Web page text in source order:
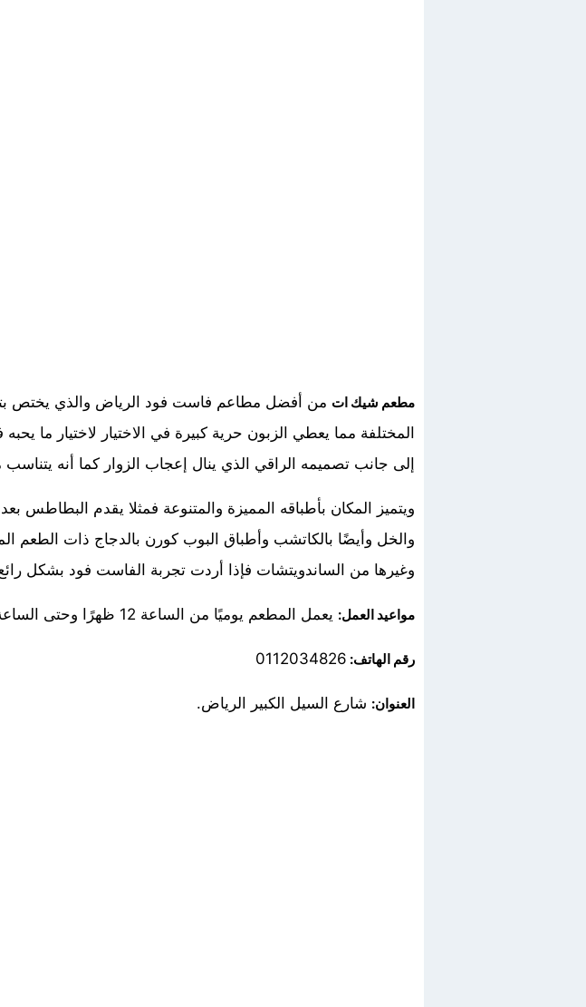
مطعم شيك ات من أفضل مطاعم فاست فود الرياض والذي يختص
المختلفة مما يعطي الزبون حرية كبيرة في الاختيار لاختيار ما
إلى جانب تصميمه الراقي الذي ينال إعجاب الزوار كما أنه يتناسب
ويتميز المكان بأطباقه المميزة والمتنوعة فمثلا يقدم
والخل وأيضًا بالكاتشب وأطباق البوب كورن بالدجاج ذات الطعم
وغيرها من الساندويتشات فإذا أردت تجربة الفاست فود بشكل رائع
مواعيد العمل: يعمل المطعم يوميًا من الساعة 12 ظهرًا وحتى الساعة 2 صباحًا.
رقم الهاتف: 0112034826
العنوان: شارع السيل الكبير الرياض.